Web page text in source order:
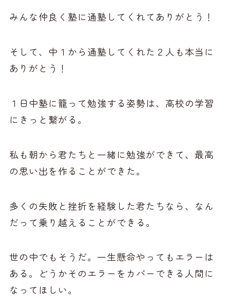
みんな仲良く塾に通塾してくれてありがとう！
そして、中１から通塾してくれた２人も本当に
ありがとう！
１日中塾に籠って勉強する姿勢は、高校の学習
にきっと繋がる。
私も朝から君たちと一緒に勉強ができて、最高
の思い出を作ることができた。
多くの失敗と挫折を経験した君たちなら、なん
だって乗り越えることができる。
世の中でもそうだ。一生懸命やってもエラーは
ある。どうかそのエラーをカバーできる人間に
なってほしい。